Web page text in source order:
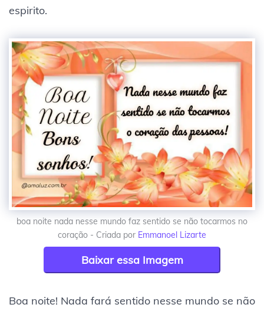
espirito.
boa noite nada nesse mundo faz sentido se não tocarmos no
coração - Criada por Emmanoel Lizarte
Baixar essa Imagem
Boa noite! Nada fará sentido nesse mundo se não